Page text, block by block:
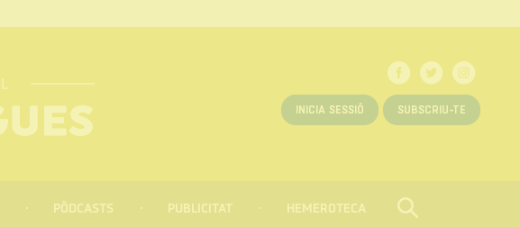
INICIA SESSIÓ SUBSCRIU-TE
PÒDCASTS PUBLICITAT HEMEROTECA CERCAR